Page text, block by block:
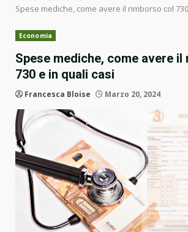
Spese mediche, come avere il rimborso col
Economia
Spese mediche, come avere
730 e in quali casi
Francesca Bloise Marzo 20, 2024